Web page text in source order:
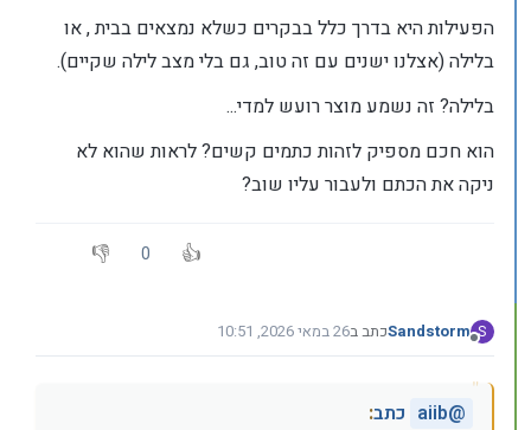
הפעילות היא בדרך כלל בבקרים כשלא נמצאים בבית , או
בלילה (אצלנו ישנים עם זה טוב, גם בלי מצב לילה שקיים).
בלילה? זה נשמע מוצר רועש למדי...
הוא חכם מספיק לזהות כתמים קשים? לראות שהוא לא
ניקה את הכתם ולעבור עליו שוב?
0
S
מנותק
Sandstormכתב ב26 במאי 2026, 10:51
נערך לאחרונה על ידי
@
aiib כתב: